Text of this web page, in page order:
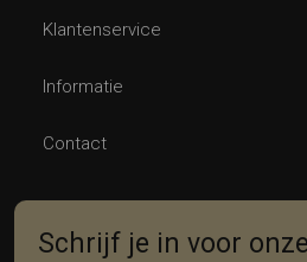
Klantenservice
Informatie
Contact
Schrijf je in voor